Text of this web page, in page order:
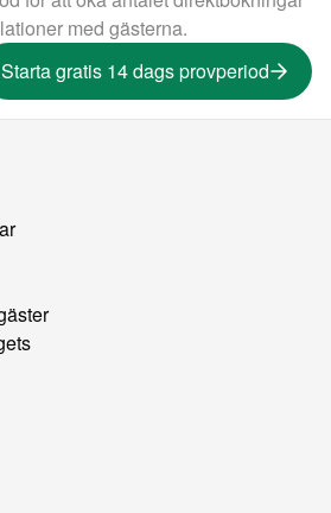
med gästerna.
Starta gratis 14 dags provperiod